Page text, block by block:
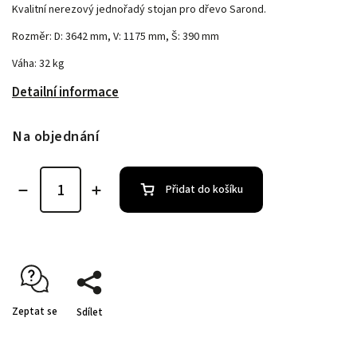
Kvalitní nerezový jednořadý stojan pro dřevo Sarond.
Rozměr: D: 3642 mm, V: 1175 mm, Š: 390 mm
Váha: 32 kg
Detailní informace
Na objednání
Přidat do košíku
Zeptat se Sdílet